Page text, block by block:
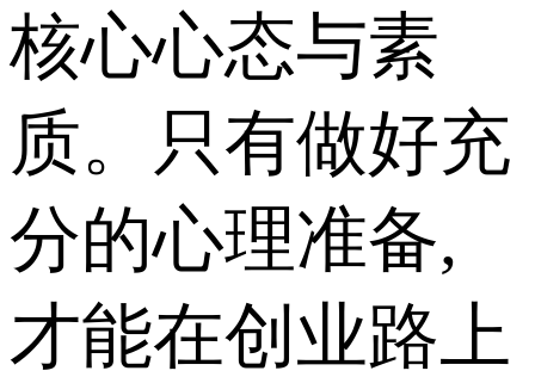
核心心态与素
质。只有做好充
分的心理准备,
才能在创业路上